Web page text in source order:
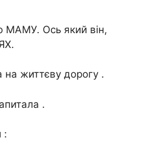
МАМУ. Oсь який він,
життєву дорогу .
.
: